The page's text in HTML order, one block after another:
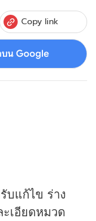
Copy link
บน Google
บแก้ไข ร่าง
เอียดหมวด